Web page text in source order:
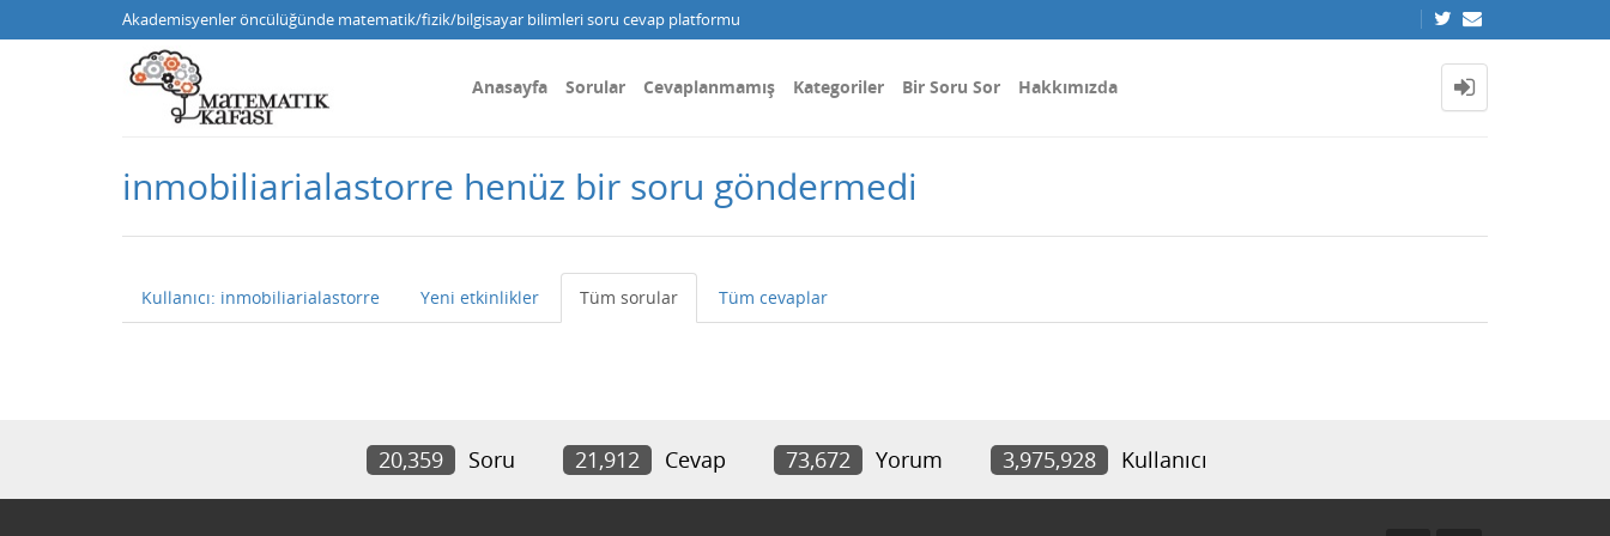
Akademisyenler öncülüğünde matematik/fizik/bilgisayar bilimleri soru cevap platformu
Anasayfa Sorular Cevaplanmamış Kategoriler Bir Soru Sor Hakkımızda
inmobiliarialastorre henüz bir soru göndermedi
Kullanıcı: inmobiliarialastorre Yeni etkinlikler Tüm sorular Tüm cevaplar
20,359 Soru 21,912 Cevap 73,672 Yorum 3,975,928 Kullanıcı